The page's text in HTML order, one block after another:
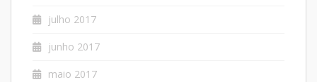
julho 2017
junho 2017
maio 2017